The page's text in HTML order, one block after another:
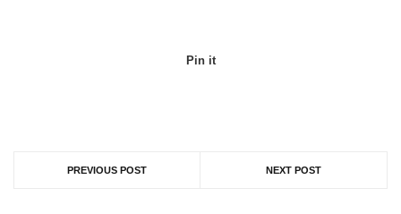
Pin it
PREVIOUS POST NEXT POST